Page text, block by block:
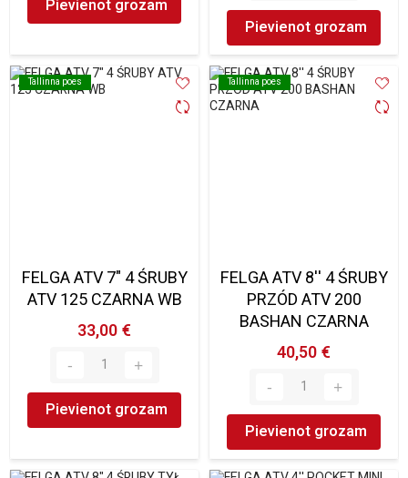
Pievienot grozam
Pievienot grozam
Tallinna poes
Tallinna poes
FELGA ATV 7" 4 ŚRUBY
ATV 125 CZARNA WB
33,00 €
Pievienot grozam
Tallinna poes
Tallinna poes
FELGA ATV 8'' 4 ŚRUBY
PRZÓD ATV 200
BASHAN CZARNA
40,50 €
Pievienot grozam